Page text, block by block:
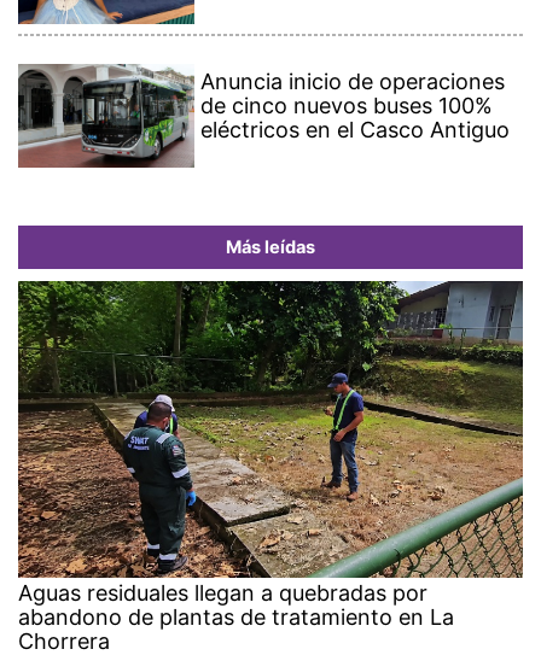
Anuncia inicio de operaciones
de cinco nuevos buses 100%
eléctricos en el Casco Antiguo
Más leídas
Aguas residuales llegan a quebradas por
abandono de plantas de tratamiento en La
Chorrera